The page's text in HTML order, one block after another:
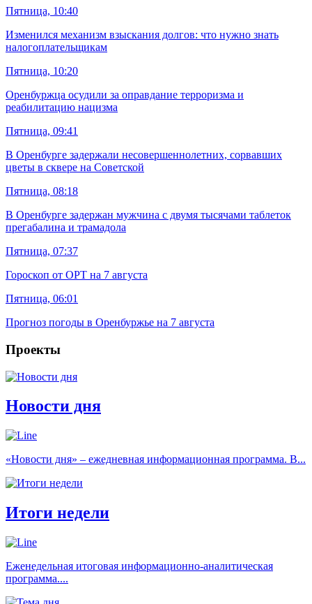
Пятница, 10:40
Изменился механизм взыскания долгов: что нужно знать
налогоплательщикам
Пятница, 10:20
Оренбуржца осудили за оправдание терроризма и
реабилитацию нацизма
Пятница, 09:41
В Оренбурге задержали несовершеннолетних, сорвавших
цветы в сквере на Советской
Пятница, 08:18
В Оренбурге задержан мужчина с двумя тысячами таблеток
прегабалина и трамадола
Пятница, 07:37
Гороскоп от ОРТ на 7 августа
Пятница, 06:01
Прогноз погоды в Оренбуржье на 7 августа
Проекты
Новости дня
«Новости дня» – ежедневная информационная программа. В...
Итоги недели
Еженедельная итоговая информационно-аналитическая
программа....